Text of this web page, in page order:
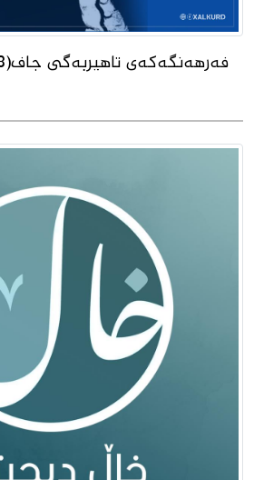
فەرهەنگەكەی تاهیربەگی جاف(1878-1918)